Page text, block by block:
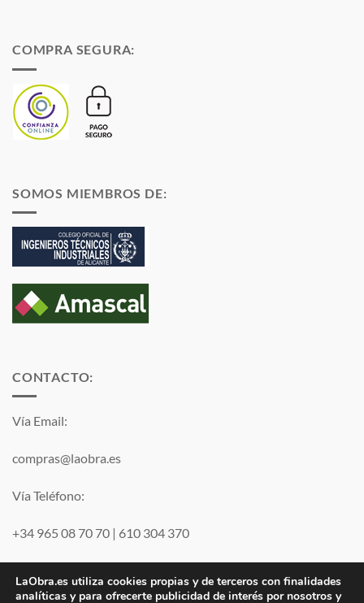
COMPRA SEGURA:
SOMOS MIEMBROS DE:
CONTACTO:
Vía Email:
compras@laobra.es
Vía Teléfono:
+34 965 08 70 70 | 610 304 370
LaObra.es utiliza cookies propias y de terceros con finalidades
analíticas y para ofrecerte publicidad de interés por nosotros y